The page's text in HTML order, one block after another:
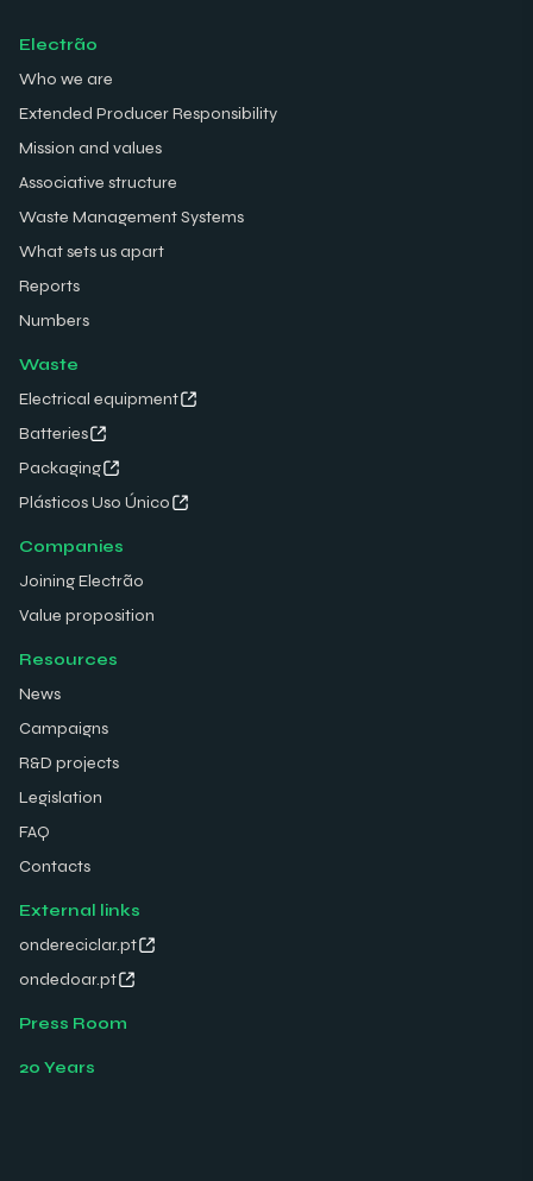
Electrão
Who we are
Extended Producer Responsibility
Mission and values
Associative structure
Waste Management Systems
What sets us apart
Reports
Numbers
Waste
Electrical equipment
Batteries
Packaging
Plásticos Uso Único
Companies
Joining Electrão
Value proposition
Resources
News
Campaigns
R&D projects
Legislation
FAQ
Contacts
External links
ondereciclar.pt
ondedoar.pt
Press Room
20 Years